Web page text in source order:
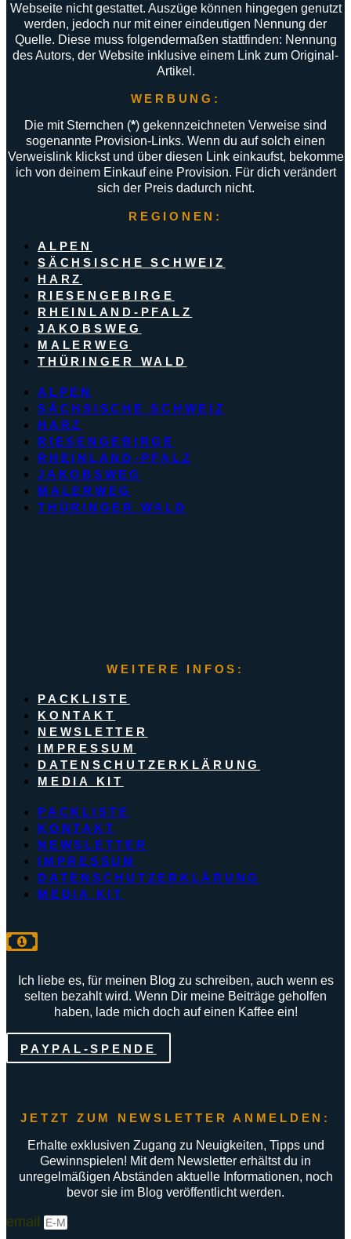
Webseite nicht gestattet. Auszüge können hingegen genutzt
werden, jedoch nur mit einer eindeutigen Nennung der
Quelle. Diese muss folgendermaßen stattfinden: Nennung
des Autors, der Website inklusive einem Link zum Original-
Artikel.
WERBUNG:
Die mit Sternchen (*) gekennzeichneten Verweise sind
sogenannte Provision-Links. Wenn du auf solch einen
Verweislink klickst und über diesen Link einkaufst, bekomme
ich von deinem Einkauf eine Provision. Für dich verändert
sich der Preis dadurch nicht.
REGIONEN:
ALPEN
SÄCHSISCHE SCHWEIZ
HARZ
RIESENGEBIRGE
RHEINLAND-PFALZ
JAKOBSWEG
MALERWEG
THÜRINGER WALD
ALPEN
SÄCHSISCHE SCHWEIZ
HARZ
RIESENGEBIRGE
RHEINLAND-PFALZ
JAKOBSWEG
MALERWEG
THÜRINGER WALD
WEITERE INFOS:
PACKLISTE
KONTAKT
NEWSLETTER
IMPRESSUM
DATENSCHUTZERKLÄRUNG
MEDIA KIT
PACKLISTE
KONTAKT
NEWSLETTER
IMPRESSUM
DATENSCHUTZERKLÄRUNG
MEDIA KIT
Ich liebe es, für meinen Blog zu schreiben, auch wenn es
selten bezahlt wird. Wenn Dir meine Beiträge geholfen
haben, lade mich doch auf einen Kaffee ein!
PAYPAL-SPENDE
JETZT ZUM NEWSLETTER ANMELDEN:
Erhalte exklusiven Zugang zu Neuigkeiten, Tipps und
Gewinnspielen! Mit dem Newsletter erhältst du in
unregelmäßigen Abständen aktuelle Informationen, noch
bevor sie im Blog veröffentlicht werden.
email